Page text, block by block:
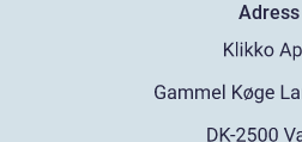
Adress